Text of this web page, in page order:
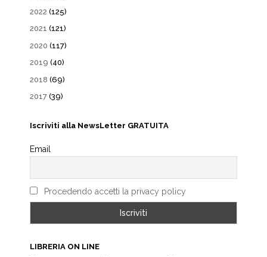
2022 (125)
2021 (121)
2020 (117)
2019 (40)
2018 (69)
2017 (39)
Iscriviti alla NewsLetter GRATUITA
Email
Procedendo accetti la privacy policy
LIBRERIA ON LINE